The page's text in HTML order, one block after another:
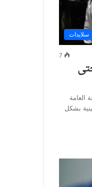
سلايدات
7
العامة
بشكل